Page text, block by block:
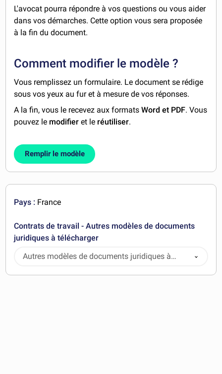
L'avocat pourra répondre à vos questions ou vous aider
dans vos démarches. Cette option vous sera proposée
à la fin du document.
Comment modifier le modèle ?
Vous remplissez un formulaire. Le document se rédige
sous vos yeux au fur et à mesure de vos réponses.
A la fin, vous le recevez aux formatsWord et PDF. Vous
pouvez le modifier et le réutiliser.
Remplir le modèle
Pays : France
Contrats de travail - Autres modèles de documents
juridiques à télécharger
Autres modèles de documents juridiques à
télécharger